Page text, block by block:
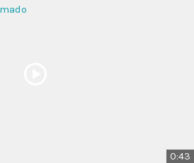
0:43